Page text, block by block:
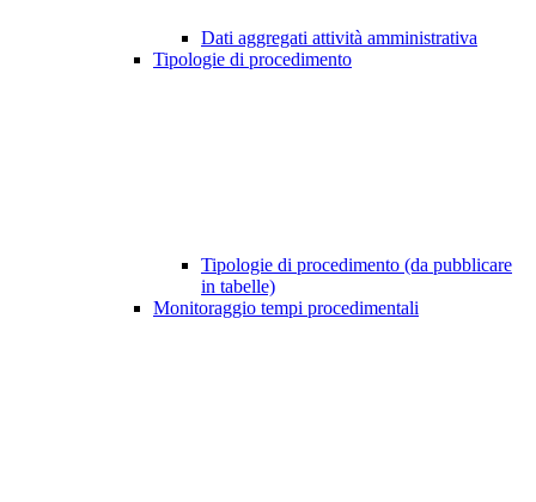
Dati aggregati attività amministrativa
Tipologie di procedimento
Tipologie di procedimento (da pubblicare
in tabelle)
Monitoraggio tempi procedimentali